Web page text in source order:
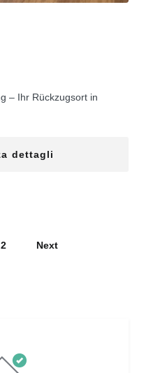
– Ihr Rückzugsort in
dettagli
2 Next